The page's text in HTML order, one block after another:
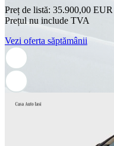
Preț de listă: 35.900,00 EUR
Prețul nu include TVA
Vezi oferta săptămânii